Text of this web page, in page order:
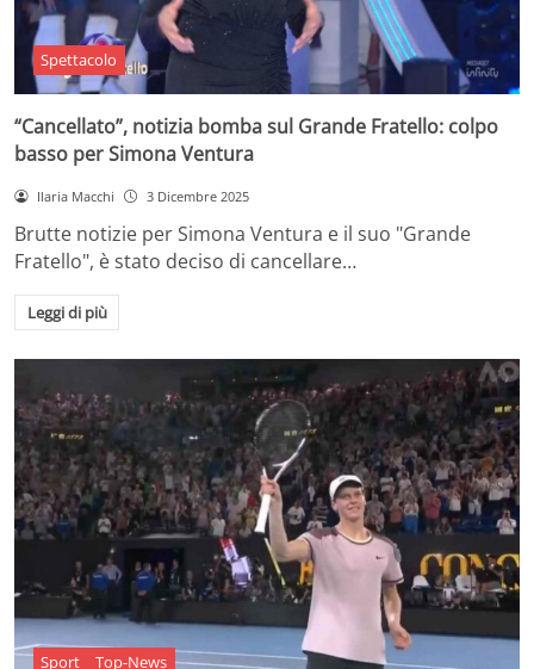
Spettacolo
“Cancellato”, notizia bomba sul Grande Fratello: colpo
basso per Simona Ventura
Ilaria Macchi 3 Dicembre 2025
Brutte notizie per Simona Ventura e il suo "Grande
Fratello", è stato deciso di cancellare…
Leggi di più
Sport Top-News